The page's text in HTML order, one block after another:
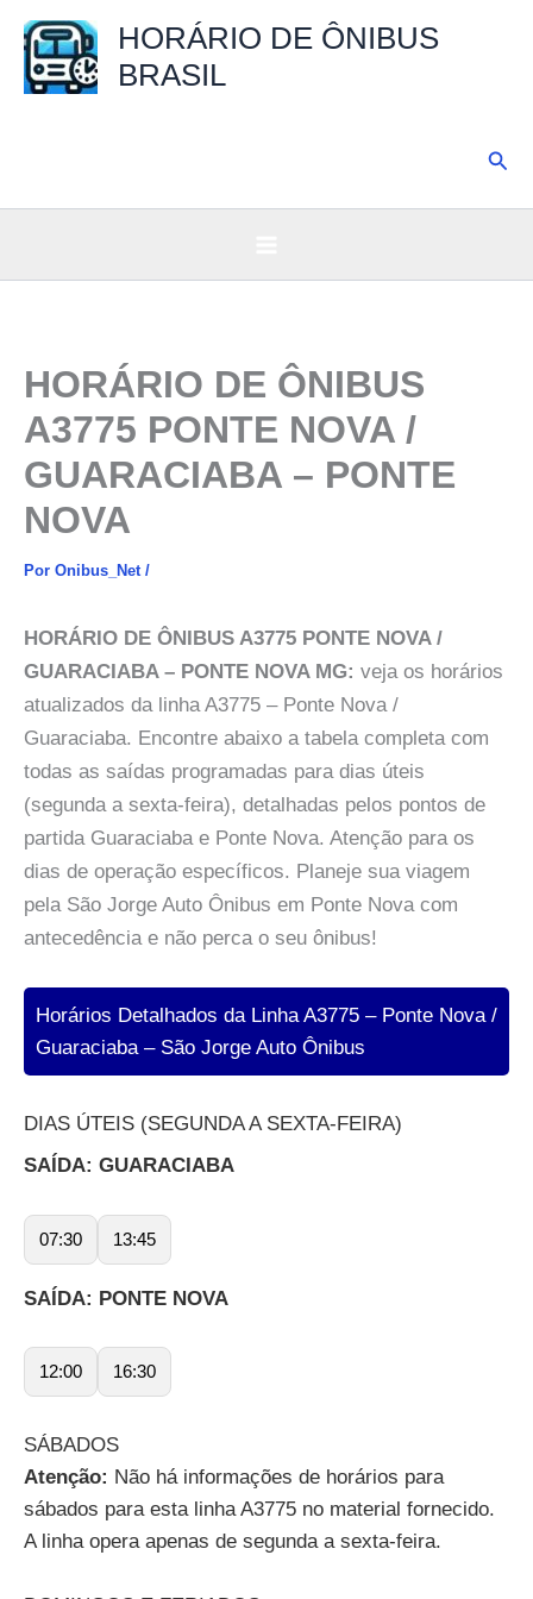
para
HORÁRIO DE ÔNIBUS
BRASIL
HORÁRIO DE ÔNIBUS
A3775 PONTE NOVA /
GUARACIABA – PONTE
NOVA
Por Onibus_Net /
HORÁRIO DE ÔNIBUS A3775 PONTE NOVA /
GUARACIABA – PONTE NOVA MG: veja os horários
atualizados da linha A3775 – Ponte Nova /
Guaraciaba. Encontre abaixo a tabela completa com
todas as saídas programadas para dias úteis
(segunda a sexta-feira), detalhadas pelos pontos de
partida Guaraciaba e Ponte Nova. Atenção para os
dias de operação específicos. Planeje sua viagem
pela São Jorge Auto Ônibus em Ponte Nova com
antecedência e não perca o seu ônibus!
Horários Detalhados da Linha A3775 – Ponte Nova /
Guaraciaba – São Jorge Auto Ônibus
DIAS ÚTEIS (SEGUNDA A SEXTA-FEIRA)
SAÍDA: GUARACIABA
07:30 13:45
SAÍDA: PONTE NOVA
12:00 16:30
SÁBADOS
Atenção: Não há informações de horários para
sábados para esta linha A3775 no material fornecido.
A linha opera apenas de segunda a sexta-feira.